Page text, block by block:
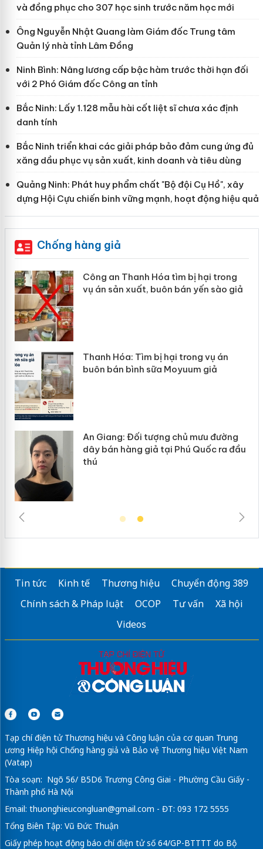
và đồng phục cho 307 học sinh trước năm học mới
Ông Nguyễn Nhật Quang làm Giám đốc Trung tâm
Quản lý nhà tỉnh Lâm Đồng
Ninh Bình: Nâng lương cấp bậc hàm trước thời hạn đối
với 2 Phó Giám đốc Công an tỉnh
Bắc Ninh: Lấy 1.128 mẫu hài cốt liệt sĩ chưa xác định
danh tính
Bắc Ninh triển khai các giải pháp bảo đảm cung ứng đủ
xăng dầu phục vụ sản xuất, kinh doanh và tiêu dùng
Quảng Ninh: Phát huy phẩm chất "Bộ đội Cụ Hồ", xây
dựng Hội Cựu chiến binh vững mạnh, hoạt động hiệu quả
Chống hàng giả
hại trong
yến sào giả
vụ án
giả
đường
Quốc ra đầu
Lào Cai xử lý 83 vụ vi phạm
mại trong tháng 7
Hưng Yên: Xử lý 6 hộ kinh
hàng giả mạo nhãn hiệu
Cà Mau: Tiêu hủy công khai
ngàn sản phẩm nhập lậu, bảo
Tin tức Kinh tế Thương hiệu
Chuyển động 389
Chính sách & Pháp luật
OCOP Tư vấn
Xã hội
Videos
Tạp chí điện tử Thương hiệu và Công luận của cơ quan Trung
ương Hiệp hội Chống hàng giả và Bảo vệ Thương hiệu Việt Nam
(Vatap)
Tòa soạn: Ngõ 56/ B5D6 Trương Công Giai - Phường Cầu Giấy -
Thành phố Hà Nội
Email: thuonghieucongluan@gmail.com - ĐT: 093 172 5555
Tổng Biên Tập: Vũ Đức Thuận
Giấy phép hoạt động báo chí điện tử số 64/GP-BTTTT do Bộ